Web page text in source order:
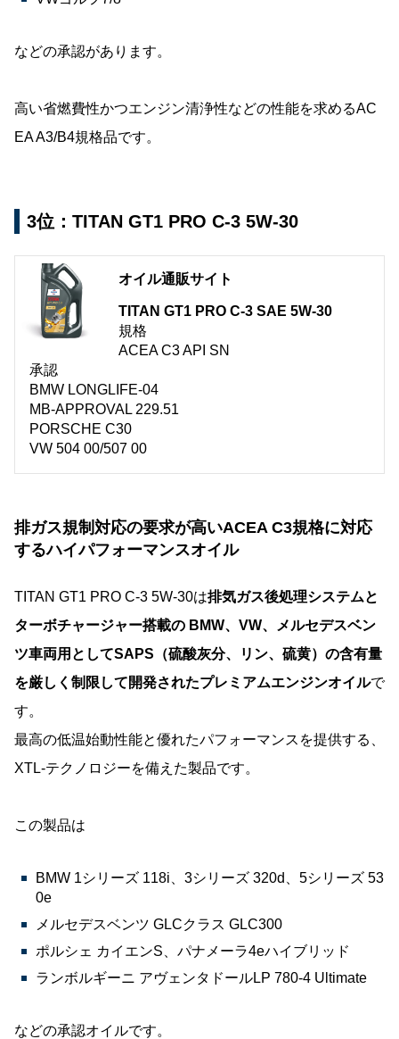
などの承認があります。
高い省燃費性かつエンジン清浄性などの性能を求めるAC
EA A3/B4規格品です。
3位：TITAN GT1 PRO C-3 5W-30
オイル通販サイト
TITAN GT1 PRO C-3 SAE 5W-30
規格
ACEA C3 API SN
承認
BMW LONGLIFE-04
MB-APPROVAL 229.51
PORSCHE C30
VW 504 00/507 00
排ガス規制対応の要求が高いACEA C3規格に対応
するハイパフォーマンスオイル
TITAN GT1 PRO C-3 5W-30は排気ガス後処理システムと
ターボチャージャー搭載の BMW、VW、メルセデスベン
ツ車両用としてSAPS（硫酸灰分、リン、硫黄）の含有量
を厳しく制限して開発されたプレミアムエンジンオイルで
す。
最高の低温始動性能と優れたパフォーマンスを提供する、
XTL-テクノロジーを備えた製品です。
この製品は
BMW 1シリーズ 118i、3シリーズ 320d、5シリーズ 53
0e
メルセデスベンツ GLCクラス GLC300
ポルシェ カイエンS、パナメーラ4eハイブリッド
ランボルギーニ アヴェンタドールLP 780-4 Ultimate
などの承認オイルです。